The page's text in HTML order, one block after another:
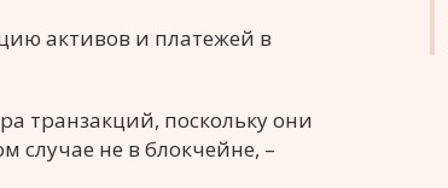
активов и платежей в
транзакций, поскольку они
случае не в блокчейне, –